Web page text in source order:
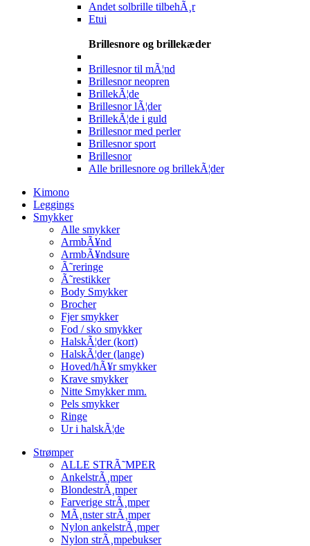
Andet solbrille tilbehÃ¸r
Etui
Brillesnore og brillekæder
Brillesnor til mÃ¦nd
Brillesnor neopren
BrillekÃ¦de
Brillesnor lÃ¦der
BrillekÃ¦de i guld
Brillesnor med perler
Brillesnor sport
Brillesnor
Alle brillesnore og brillekÃ¦der
Kimono
Leggings
Smykker
Alle smykker
ArmbÃ¥nd
ArmbÃ¥ndsure
Ã˜reringe
Ã˜restikker
Body Smykker
Brocher
Fjer smykker
Fod / sko smykker
HalskÃ¦der (kort)
HalskÃ¦der (lange)
Hoved/hÃ¥r smykker
Krave smykker
Nitte Smykker mm.
Pels smykker
Ringe
Ur i halskÃ¦de
Strømper
ALLE STRÃ˜MPER
AnkelstrÃ¸mper
BlondestrÃ¸mper
Farverige strÃ¸mper
MÃ¸nster strÃ¸mper
Nylon ankelstrÃ¸mper
Nylon strÃ¸mpebukser